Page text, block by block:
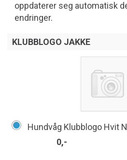
oppdaterer seg automatisk
endringer.
KLUBBLOGO JAKKE
Hundvåg Klubblogo Hvit N
0,-